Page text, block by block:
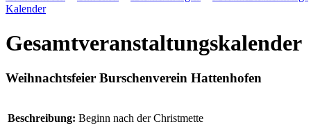
Kalender
Gesamtveranstaltungskalender
Weihnachtsfeier Burschenverein Hattenhofen
Beschreibung: Beginn nach der Christmette